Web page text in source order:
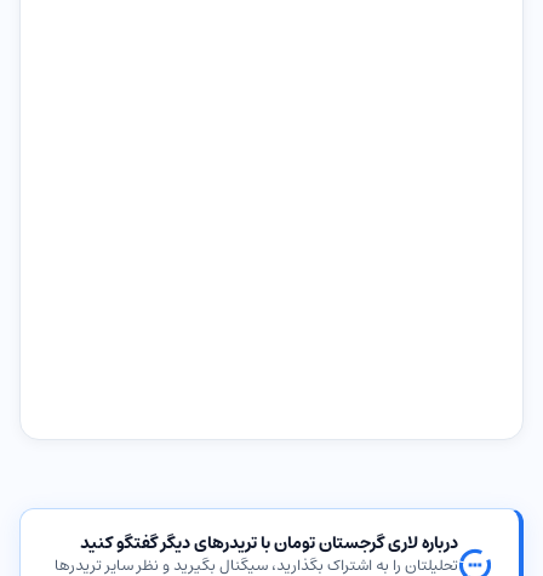
درباره لاری گرجستان تومان با تریدرهای دیگر گفتگو کنید
تحلیلتان را به اشتراک بگذارید، سیگنال بگیرید و نظر سایر تریدرها